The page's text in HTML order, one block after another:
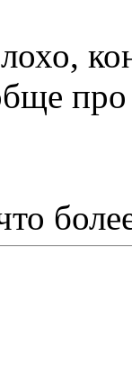
про